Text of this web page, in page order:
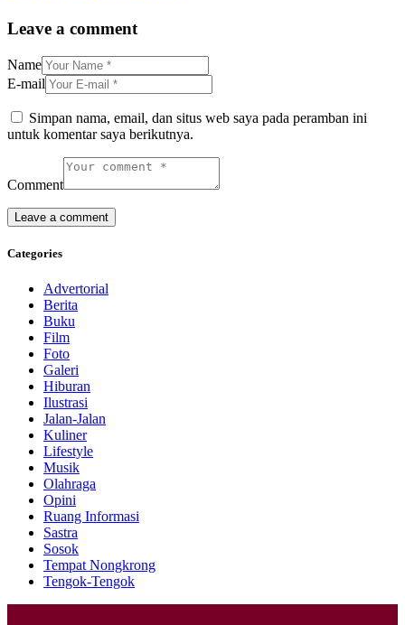
Leave a comment
Name
E-mail
Simpan nama, email, dan situs web saya pada peramban ini
untuk komentar saya berikutnya.
Comment
Categories
Advertorial
Berita
Buku
Film
Foto
Galeri
Hiburan
Ilustrasi
Jalan-Jalan
Kuliner
Lifestyle
Musik
Olahraga
Opini
Ruang Informasi
Sastra
Sosok
Tempat Nongkrong
Tengok-Tengok